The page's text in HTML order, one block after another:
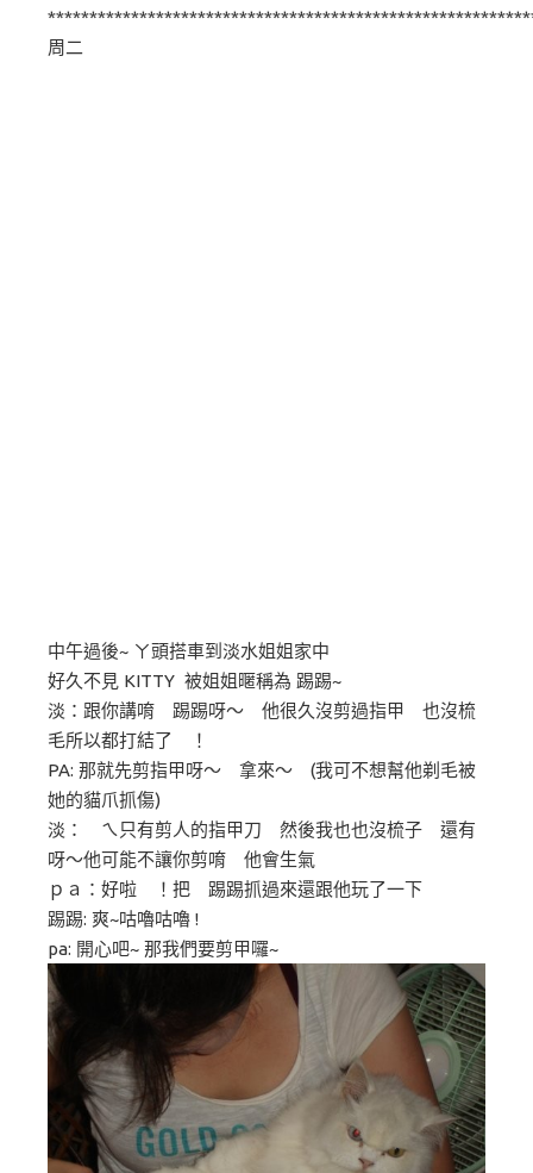
周二
中午過後~ ㄚ頭搭車到淡水姐姐家中
好久不見 KITTY 被姐姐暱稱為 踢踢~
淡：跟你講唷 踢踢呀～ 他很久沒剪過指甲 也沒梳
毛所以都打結了 ！
PA: 那就先剪指甲呀～ 拿來～ (我可不想幫他剃毛被
她的貓爪抓傷)
淡： ㄟ只有剪人的指甲刀 然後我也也沒梳子 還有
呀～他可能不讓你剪唷 他會生氣
ｐａ：好啦 ！把 踢踢抓過來還跟他玩了一下
踢踢: 爽~咕嚕咕嚕 !
pa: 開心吧~ 那我們要剪甲囉~